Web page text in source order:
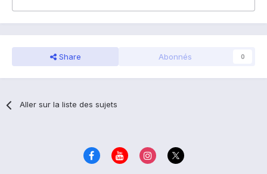
Share Abonnés 0
Aller sur la liste des sujets